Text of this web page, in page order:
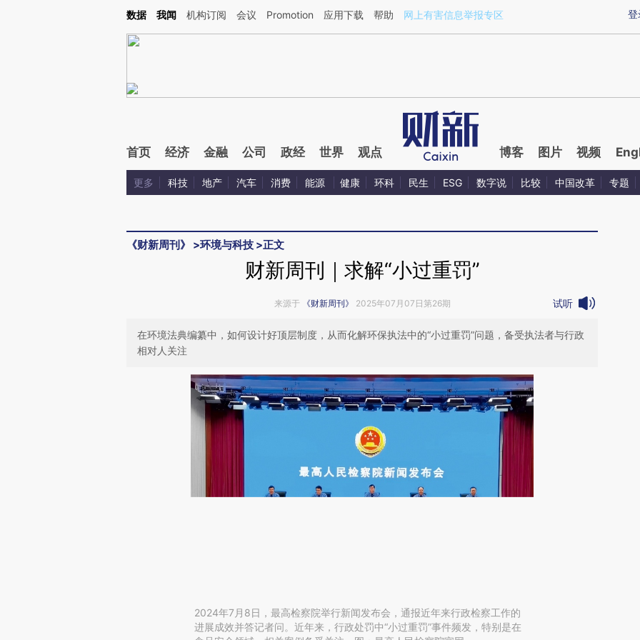
登
数据 我闻 机构订阅 会议 Promotion 应用下载 帮助 网上有害信息举报专区
首页 经济 金融 公司 政经 世界 观点 博客 图片 视频
更多 科技 地产 汽车 消费 能源 健康 环科 民生 ESG 数字说 比较 中国改革 专题
《财新周刊》 >环境与科技 >正文
财新周刊｜求解“小过重罚”
来源于 《财新周刊》 2025年07月07日第26期 试听
在环境法典编纂中，如何设计好顶层制度，从而化解环保执法中的“小过重罚”问题，备受执法者与行政
相对人关注
2024年7月8日，最高检察院举行新闻发布会，通报近年来行政检察工作的
进展成效并答记者问。近年来，行政处罚中“小过重罚”事件频发，特别是在